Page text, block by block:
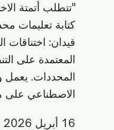
"تتطلب أتمتة
كتابة تعليمات
قيدان: اختناقات
المعتمدة على
المحددات. يعمل
الاصطناعي على
16 أبريل 2026